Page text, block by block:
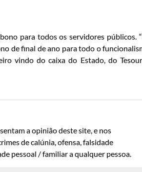
para todos os servidores públicos.
de final de ano para todo o
vindo do caixa do Estado, do
a opinião deste site, e nos
de calúnia, ofensa, falsidade
pessoal / familiar a qualquer pessoa.